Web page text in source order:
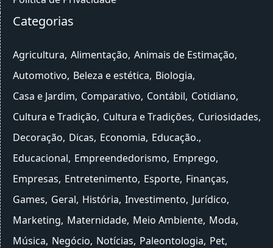
Categorias
Agricultura Alimentação Animais de Estimação
Automotivo Beleza e estética Biologia
Casa e Jardim Comparativo Contábil Cotidiano
Cultura e Tradição Cultura e Tradições Curiosidades
Decoração Dicas Economia Educação.
Educacional Empreendedorismo Emprego
Empresas Entretenimento Esporte Finanças
Games Geral História Investimento Jurídico
Marketing Maternidade Meio Ambiente Moda
Música Negócio Notícias Paleontologia Pet